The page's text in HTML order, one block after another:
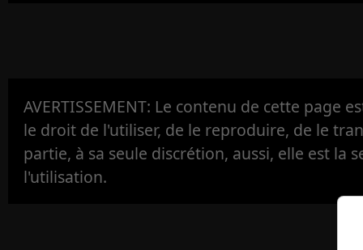
AVERTISSEMENT: Le contenu de cette page
le droit de l'utiliser, de le reproduire, de le
partie, à sa seule discrétion, aussi, elle est la
l'utilisation.